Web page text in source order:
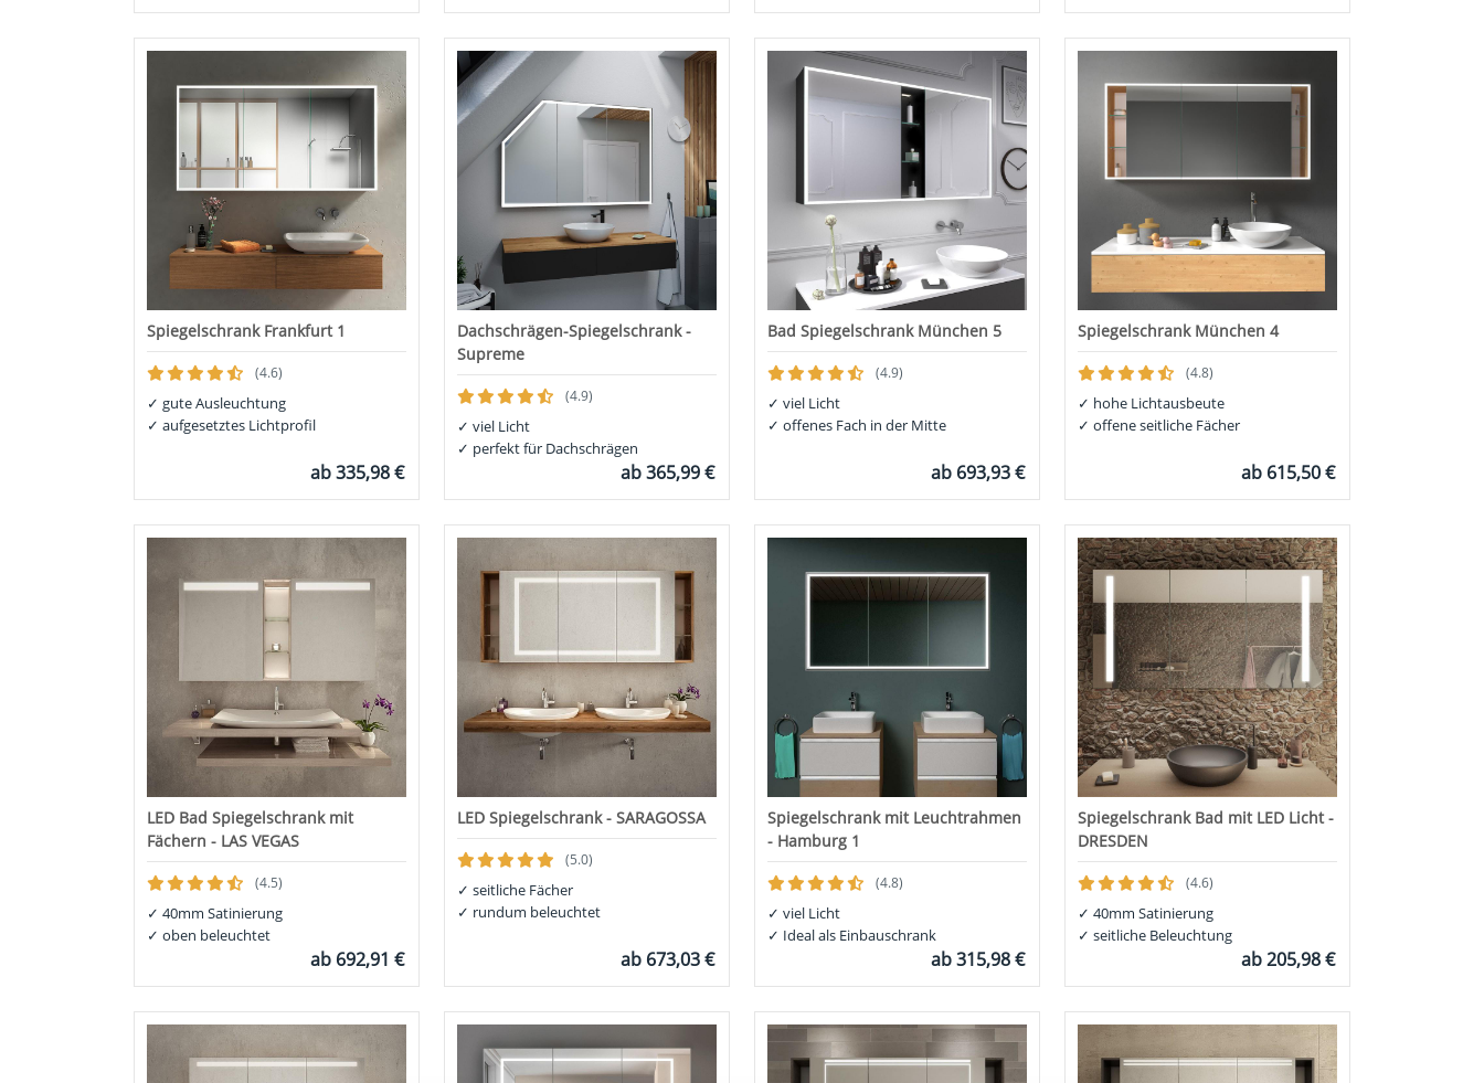
Spiegelschrank Frankfurt 1
(4.6)
✓ gute Ausleuchtung
✓ aufgesetztes Lichtprofil
ab335,98 €
Dachschrägen-Spiegelschrank -
Supreme
(4.9)
✓ viel Licht
✓ perfekt für Dachschrägen
ab365,99 €
Bad Spiegelschrank München 5
(4.9)
✓ viel Licht
✓ offenes Fach in der Mitte
ab 693,93 €
Spiegelschrank München 4
(4.8)
✓ hohe Lichtausbeute
✓ offene seitliche Fächer
ab 615,50 €
LED Bad Spiegelschrank mit
Fächern - LAS VEGAS
(4.5)
✓ 40mm Satinierung
✓ oben beleuchtet
ab 692,91 €
LED Spiegelschrank - SARAGOSSA
(5.0)
✓ seitliche Fächer
✓ rundum beleuchtet
ab 673,03 €
Spiegelschrank mit Leuchtrahmen
- Hamburg 1
(4.8)
✓ viel Licht
✓ Ideal als Einbauschrank
ab315,98 €
Spiegelschrank Bad mit LED Licht -
DRESDEN
(4.6)
✓ 40mm Satinierung
✓ seitliche Beleuchtung
ab205,98 €